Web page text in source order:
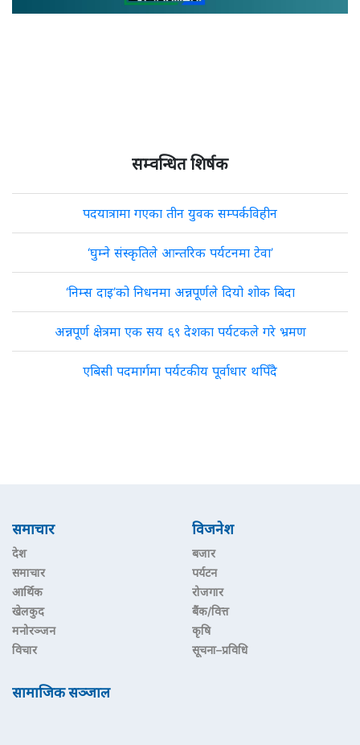
सम्वन्धित शिर्षक
पदयात्रामा गएका तीन युवक सम्पर्कविहीन
‘घुम्ने संस्कृतिले आन्तरिक पर्यटनमा टेवा’
‘निम्स दाइ’को निधनमा अन्नपूर्णले दियो शोक बिदा
अन्नपूर्ण क्षेत्रमा एक सय ६९ देशका पर्यटकले गरे भ्रमण
एबिसी पदमार्गमा पर्यटकीय पूर्वाधार थपिँदै
समाचार
देश
समाचार
आर्थिक
खेलकुद
मनोरञ्जन
विचार
विजनेश
बजार
पर्यटन
रोजगार
बैंक/वित्त
कृषि
सूचना–प्रविधि
सामाजिक सञ्जाल